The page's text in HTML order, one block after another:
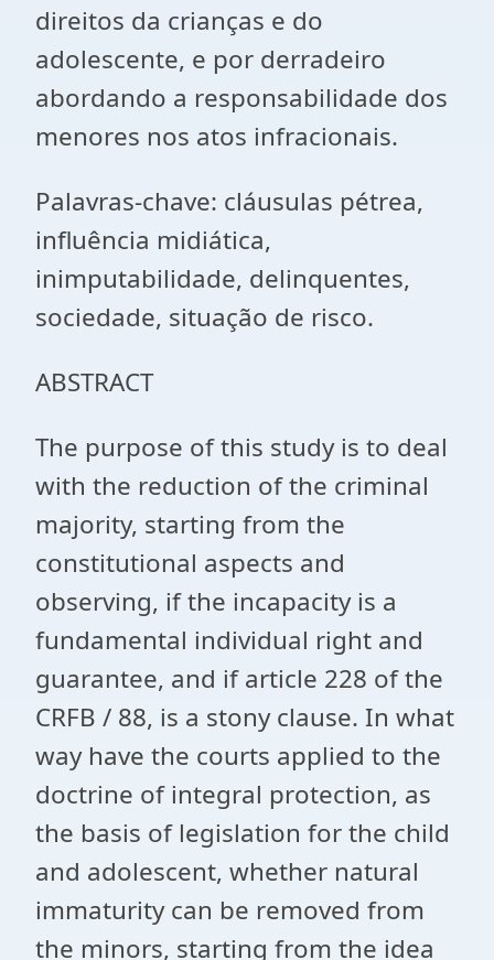
direitos da crianças e do
adolescente, e por derradeiro
abordando a responsabilidade dos
menores nos atos infracionais.
Palavras-chave: cláusulas pétrea,
influência midiática,
inimputabilidade, delinquentes,
sociedade, situação de risco.
ABSTRACT
The purpose of this study is to deal
with the reduction of the criminal
majority, starting from the
constitutional aspects and
observing, if the incapacity is a
fundamental individual right and
guarantee, and if article 228 of the
CRFB / 88, is a stony clause. In what
way have the courts applied to the
doctrine of integral protection, as
the basis of legislation for the child
and adolescent, whether natural
immaturity can be removed from
the minors, starting from the idea